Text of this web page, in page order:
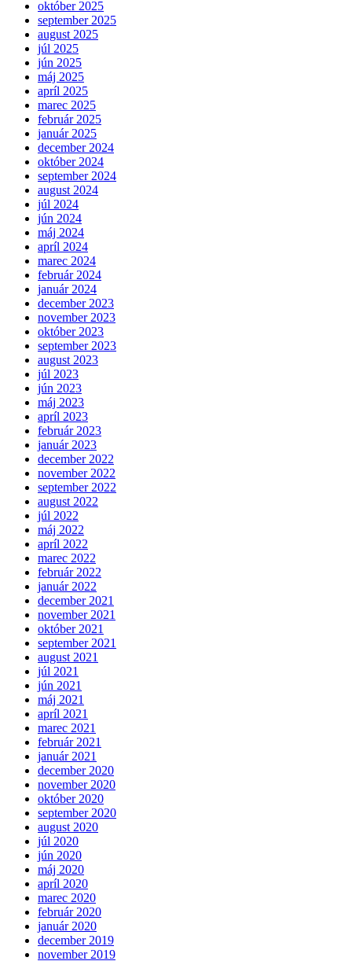
október 2025
september 2025
august 2025
júl 2025
jún 2025
máj 2025
apríl 2025
marec 2025
február 2025
január 2025
december 2024
október 2024
september 2024
august 2024
júl 2024
jún 2024
máj 2024
apríl 2024
marec 2024
február 2024
január 2024
december 2023
november 2023
október 2023
september 2023
august 2023
júl 2023
jún 2023
máj 2023
apríl 2023
február 2023
január 2023
december 2022
november 2022
september 2022
august 2022
júl 2022
máj 2022
apríl 2022
marec 2022
február 2022
január 2022
december 2021
november 2021
október 2021
september 2021
august 2021
júl 2021
jún 2021
máj 2021
apríl 2021
marec 2021
február 2021
január 2021
december 2020
november 2020
október 2020
september 2020
august 2020
júl 2020
jún 2020
máj 2020
apríl 2020
marec 2020
február 2020
január 2020
december 2019
november 2019